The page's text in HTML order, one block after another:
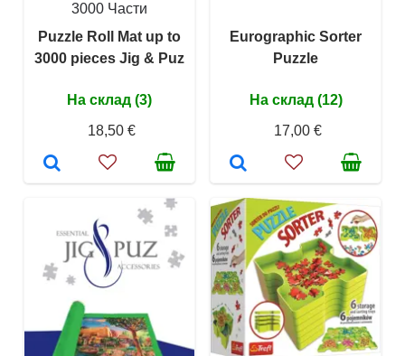
3000 Части
Puzzle Roll Mat up to
3000 pieces Jig & Puz
На склад (3)
18,50 €
Eurographic Sorter
Puzzle
На склад (12)
17,00 €